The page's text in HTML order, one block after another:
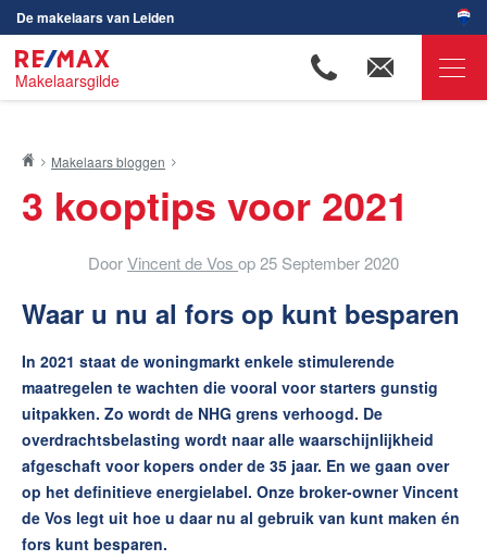
De makelaars van Leiden
Makelaarsgilde
Ons aanbod
Woningzoekers
Huis verkopen
Huis kopen
Huis verhuren
Huis huren
Onze diensten
Contact
Makelaars bloggen
3 kooptips voor 2021
DoorVincent de Vos op25 September 2020
Waar u nu al fors op kunt besparen
In 2021 staat de woningmarkt enkele stimulerende
maatregelen te wachten die vooral voor starters gunstig
uitpakken. Zo wordt de NHG grens verhoogd. De
overdrachtsbelasting wordt naar alle waarschijnlijkheid
afgeschaft voor kopers onder de 35 jaar. En we gaan over
op het definitieve energielabel. Onze broker-owner Vincent
de Vos legt uit hoe u daar nu al gebruik van kunt maken én
fors kunt besparen.